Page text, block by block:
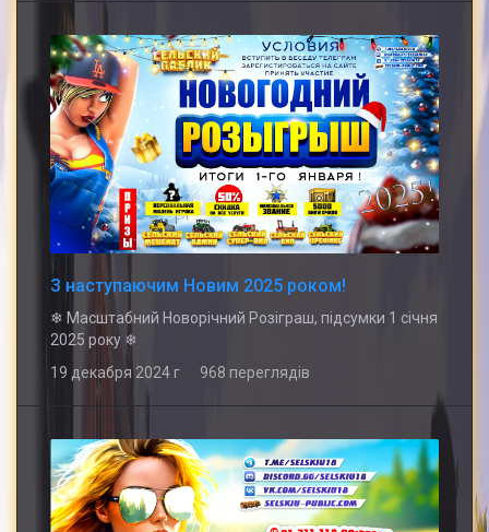
З наступаючим Новим 2025 роком!
❄ Масштабний Новорічний Розіграш, підсумки 1 січня
2025 року ❄
19 декабря 2024 г 968 переглядів